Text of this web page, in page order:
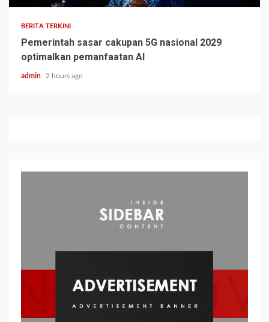
BERITA TERKINI
Pemerintah sasar cakupan 5G nasional 2029
optimalkan pemanfaatan AI
admin 2 hours ago